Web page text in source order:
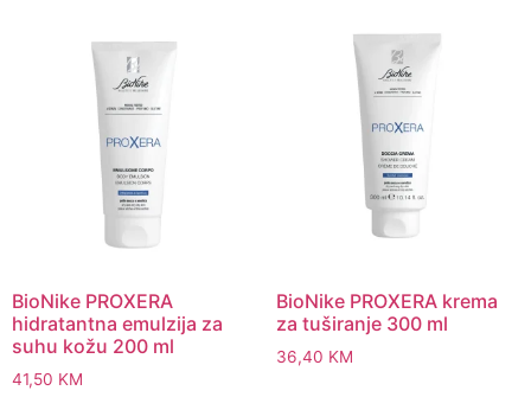
BioNike PROXERA
hidratantna emulzija za
suhu kožu 200 ml
41,50 KM
BioNike PROXERA krema
za tuširanje 300 ml
36,40 KM